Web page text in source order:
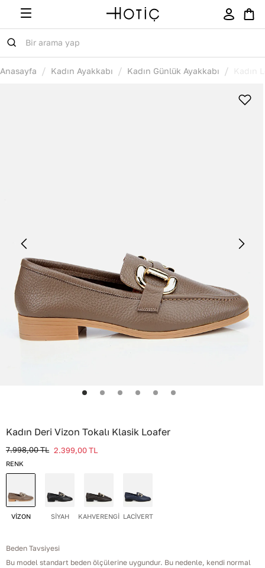
Anasayfa / Kadın Ayakkabı / Kadın Günlük Ayakkabı / Kadın
Kadın Deri Vizon Tokalı Klasik Loafer
7.998,00TL 2.399,00TL
RENK
VİZON SİYAH KAHVERENGİ LACİVERT
Beden Tavsiyesi
Bu model standart beden ölçülerine uygundur. Bu nedenle, kendi normal